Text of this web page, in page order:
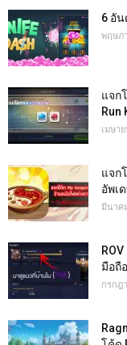
6 อัน
พฤษภ
แจก
Run
เมษา
แจก
อัพเ
มีนาค
มือถือ
กรกฎ